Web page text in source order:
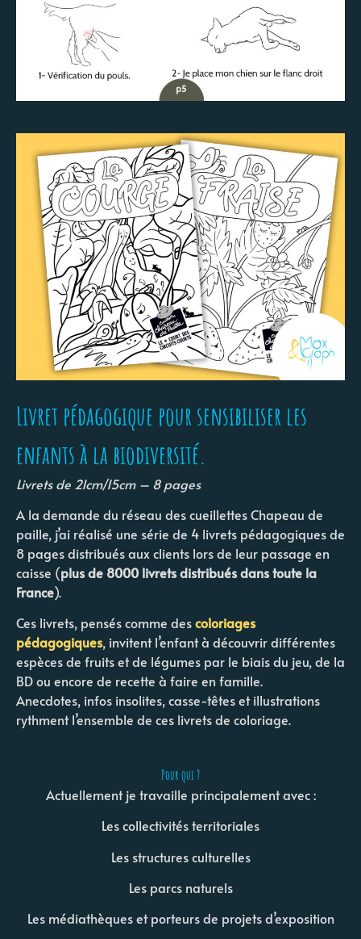
Livret pédagogique pour sensibiliser les
enfants à la biodiversité.
Livrets de 21cm/15cm – 8 pages
A la demande du réseau des cueillettes Chapeau de
paille, j’ai réalisé une série de 4 livrets pédagogiques de
8 pages distribués aux clients lors de leur passage en
caisse (plus de 8000 livrets distribués dans toute la
France).
Ces livrets, pensés comme descoloriages
pédagogiques, invitent l’enfant à découvrir différentes
espèces de fruits et de légumes par le biais du jeu, de la
BD ou encore de recette à faire en famille.
Anecdotes, infos insolites, casse-têtes et illustrations
rythment l’ensemble de ces livrets de coloriage.
Pour qui ?
Actuellement je travaille principalement avec :
Les collectivités territoriales
Les structures culturelles
Les parcs naturels
Les médiathèques et porteurs de projets d’exposition